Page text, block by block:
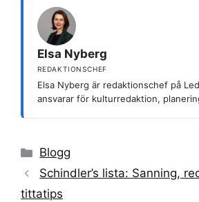
Elsa Nyberg
REDAKTIONSCHEF
Elsa Nyberg är redaktionschef på
ansvarar för kulturredaktion,
Kategorier
Blogg
Schindler’s lista: Sanning,
tittatips